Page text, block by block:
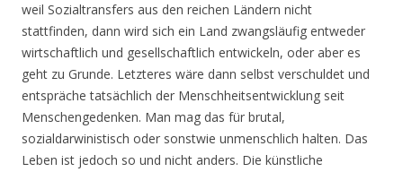
weil Sozialtransfers aus den reichen Ländern nicht
stattfinden, dann wird sich ein Land zwangsläufig entweder
wirtschaftlich und gesellschaftlich entwickeln, oder aber es
geht zu Grunde. Letzteres wäre dann selbst verschuldet und
entspräche tatsächlich der Menschheitsentwicklung seit
Menschengedenken. Man mag das für brutal,
sozialdarwinistisch oder sonstwie unmenschlich halten. Das
Leben ist jedoch so und nicht anders. Die künstliche